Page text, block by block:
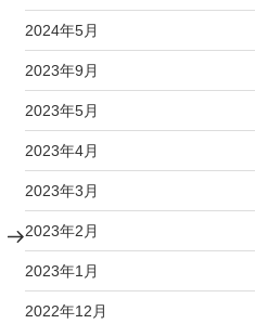
の
2024年5月
2023年9月
2023年5月
2023年4月
2023年3月
2023年2月
2023年1月
2022年12月